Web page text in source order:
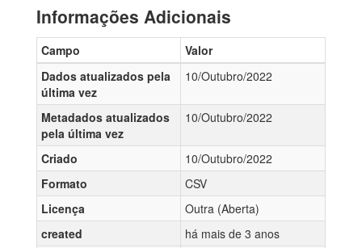
Informações Adicionais
Campo
Valor
Dados atualizados pela
última vez
10/Outubro/2022
Metadados atualizados
pela última vez
10/Outubro/2022
Criado
10/Outubro/2022
Formato
CSV
Licença
Outra (Aberta)
created
há mais de 3 anos